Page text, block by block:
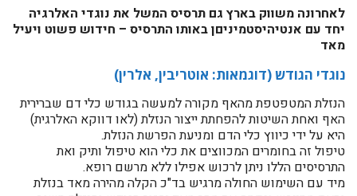
לאחרונה משווק בארץ גם תרסיס המשל את נוגדי האלרגיה
יחד עם אנטיהיסטמיניםן באותו התרסיס – חידוש פשוט ויעיל
מאד
נוגדי הגודש (דוגמאות: אוטריבין, אלרין)
הנזלת המטפטפת מהאף מקורה למעשה בגודש כלי דם שברירית
האף ואחת השיטות להפחתת ייצור הנזלת (לאו דווקא האלרגית)
היא על ידי כיווץ כלי הדם ומניעת הפרשת הנזלת.
טיפול זה בחומרים המכווצים את כלי הוא טיפול ותיק ואת
התרסיסים הללו ניתן לרכוש אפילו ללא מרשם רופא.
מיד עם השימוש החולה מרגיש בד"כ הקלה מהירה מאד בנזלת